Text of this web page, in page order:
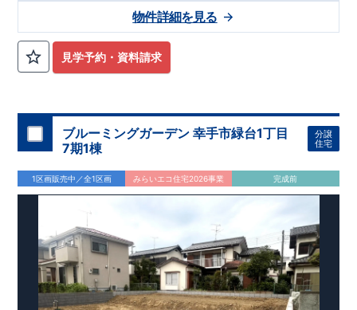
前面道路は幅員6mあり、 お車の出し入れにも配慮さ
穏やかな住宅街に位置し、 徒歩
分にカインズモールがあり
■周辺の買物施設 セブンイレブン 徒歩7分 マミーマート 徒
歩10 ピアシティ大利根 徒歩9 分 カインズモール大利根車7
分ほか
■可変型プランの主寝室 将来、間仕切り壁（有償）を設けること
で、 ＋1室として使える可変型プランを採用しています。
住宅設備のポイント
太陽光発電 標準搭載 自家消費分は月額サービス料０円。 ※サー
ビス期間（10 年間）中の売電収入は事業者に帰属しますが、 契
約満了後は売電収入を含めお客様に帰属します。
ホテルライクなデザインと実用性を兼ね備えた洗面スペース （オ
見学予約・資料請求
物件詳細を見る
ブルーミングガーデン 幸手市緑台1丁目
7期1棟
分譲
住宅
1区画販売中／全1区画 みらいエコ住宅2026事業 完成前